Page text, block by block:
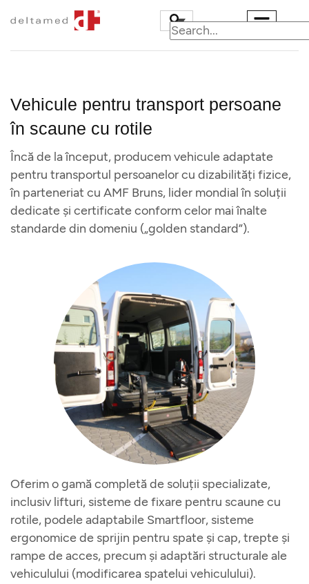
Carosări speciale
Militare
Centre de comandă
control
transport persoane
scaune cu rotile
Autospeciale pentru
pompieri
Echipamente
Vehicule pentru transport persoane
în scaune cu rotile
Încă de la început, producem vehicule adaptate
pentru transportul persoanelor cu dizabilități fizice,
în parteneriat cu AMF Bruns, lider mondial în soluții
dedicate și certificate conform celor mai înalte
standarde din domeniu („golden standard”).
Oferim o gamă completă de soluții specializate,
inclusiv lifturi, sisteme de fixare pentru scaune cu
rotile, podele adaptabile Smartfloor, sisteme
ergonomice de sprijin pentru spate și cap, trepte și
rampe de acces, precum și adaptări structurale ale
vehiculului (modificarea spatelui vehiculului).